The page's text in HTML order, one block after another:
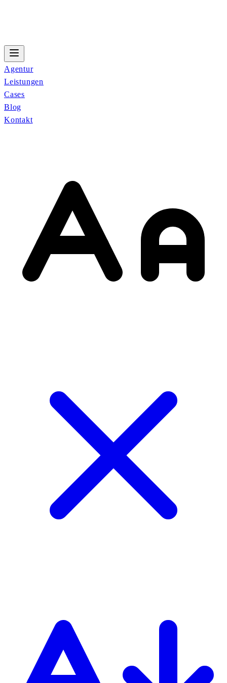
Agentur
Leistungen
Cases
Blog
Kontakt